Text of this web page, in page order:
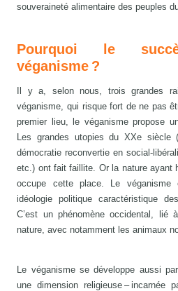
souveraineté alimentaire des peuples
Pourquoi le
véganisme ?
Il y a, selon nous, trois grandes
véganisme, qui risque fort de ne pas
premier lieu, le véganisme propose
Les grandes utopies du XXe siècle
démocratie reconvertie en social-
etc.) ont fait faillite. Or la nature ayant
occupe cette place. Le véganisme
idéologie politique caractéristique
C’est un phénomène occidental,
nature, avec notamment les animaux
Le véganisme se développe aussi
une dimension religieuse – incarnée